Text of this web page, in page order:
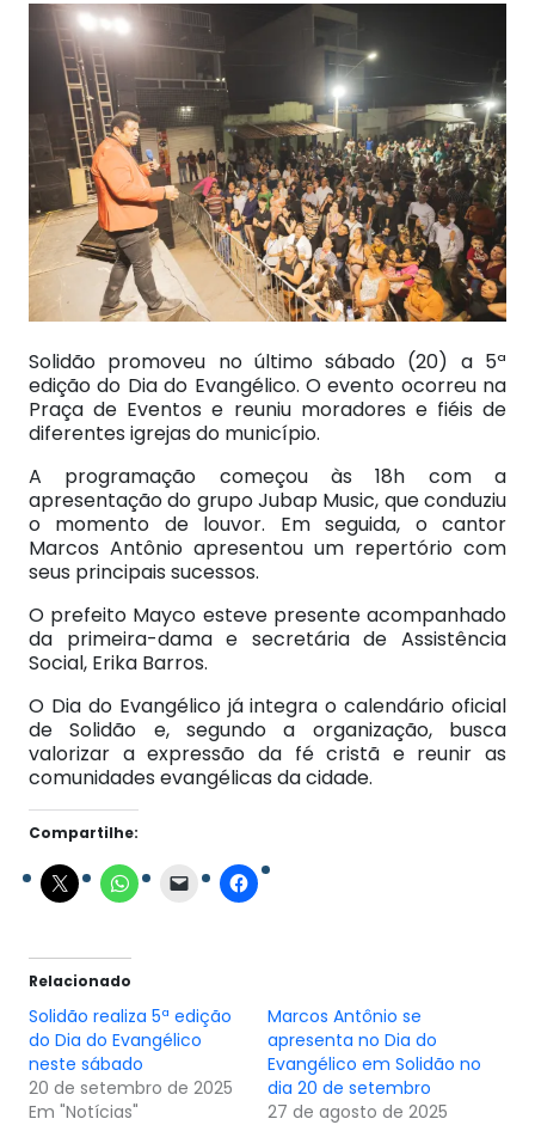
Solidão promoveu no último sábado (20) a 5ª
edição do Dia do Evangélico. O evento ocorreu na
Praça de Eventos e reuniu moradores e fiéis de
diferentes igrejas do município.
A programação começou às 18h com a
apresentação do grupo Jubap Music, que conduziu
o momento de louvor. Em seguida, o cantor
Marcos Antônio apresentou um repertório com
seus principais sucessos.
O prefeito Mayco esteve presente acompanhado
da primeira-dama e secretária de Assistência
Social, Erika Barros.
O Dia do Evangélico já integra o calendário oficial
de Solidão e, segundo a organização, busca
valorizar a expressão da fé cristã e reunir as
comunidades evangélicas da cidade.
Compartilhe:
Relacionado
Solidão realiza 5ª edição
do Dia do Evangélico
neste sábado
20 de setembro de 2025
Em "Notícias"
Marcos Antônio se
apresenta no Dia do
Evangélico em Solidão no
dia 20 de setembro
27 de agosto de 2025